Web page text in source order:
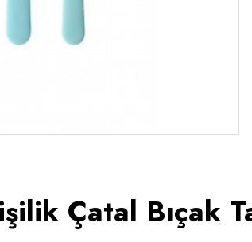
Çatal Bıçak